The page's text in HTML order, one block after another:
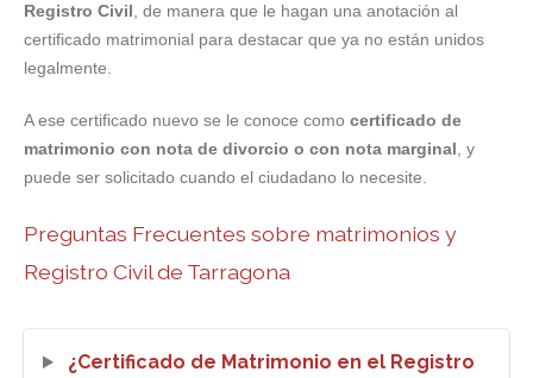
Registro Civil , de manera que le hagan una anotación al
certificado matrimonial para destacar que ya no están unidos
legalmente.
A ese certificado nuevo se le conoce como certificado de
matrimonio con nota de divorcio o con nota marginal , y
puede ser solicitado cuando el ciudadano lo necesite.
Preguntas Frecuentes sobre matrimonios y
Registro Civil de Tarragona
¿Certificado de Matrimonio en el Registro